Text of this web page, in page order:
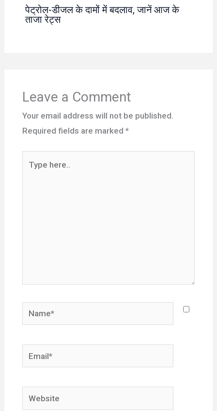
पेट्रोल-डीजल के दामों में बदलाव, जानें आज के
ताजा रेट्स
Leave a Comment
Your email address will not be published.
Required fields are marked *
Name*
Email*
Website